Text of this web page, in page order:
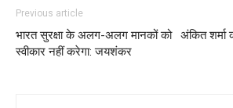
Previous article
भारत सुरक्षा के अलग-अलग मानकों को
स्वीकार नहीं करेगा: जयशंकर
अंकित शर्मा